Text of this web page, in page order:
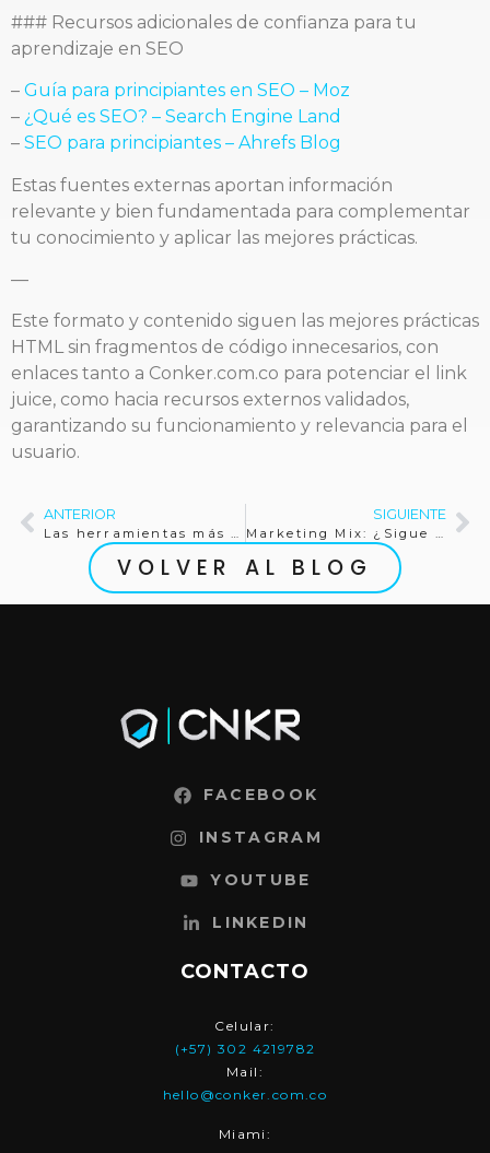
### Recursos adicionales de confianza para tu
aprendizaje en SEO
– Guía para principiantes en SEO – Moz
– ¿Qué es SEO? – Search Engine Land
– SEO para principiantes – Ahrefs Blog
Estas fuentes externas aportan información
relevante y bien fundamentada para complementar
tu conocimiento y aplicar las mejores prácticas.
—
Este formato y contenido siguen las mejores prácticas
HTML sin fragmentos de código innecesarios, con
enlaces tanto a Conker.com.co para potenciar el link
juice, como hacia recursos externos validados,
garantizando su funcionamiento y relevancia para el
usuario.
ANTERIOR
Las herramientas más efectivas de AEO para bufetes en 2026
SIGUIENTE
Marketing Mix: ¿Sigue Siendo Relevante Hoy en Día?
VOLVER AL BLOG
FACEBOOK
INSTAGRAM
YOUTUBE
LINKEDIN
CONTACTO
Celular:
(+57) 302 4219782
Mail:
hello@conker.com.co
Miami: